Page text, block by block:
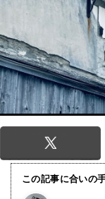
この記事に合いの